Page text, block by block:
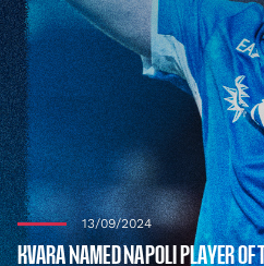
13/09/2024
KVARA NAMED NAPOLI PLAYER OF